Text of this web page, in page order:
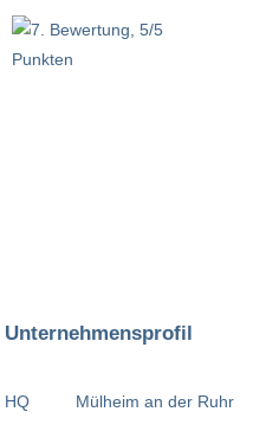
Unternehmensprofil
HQ Mülheim an der Ruhr